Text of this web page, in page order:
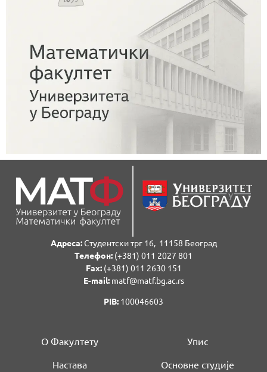
Адреса:Студентски трг 16, 11158 Београд
Телефон: (+381) 011 2027 801
Fаx:(+381) 011 2630 151
E-mail:matf@matf.bg.ac.rs
PIB: 100046603
О Факултету
Настава
Упис
Основне студије